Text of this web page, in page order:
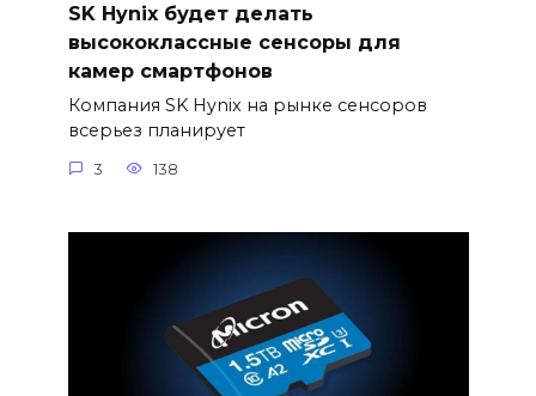
SK Hynix будет делать
высококлассные сенсоры для
камер смартфонов
Компания SK Hynix на рынке сенсоров
всерьез планирует
3 138